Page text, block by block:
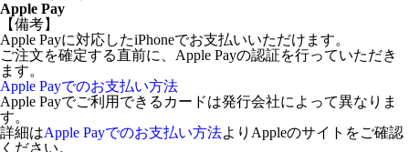
Apple Pay
【備考】
Apple Payに対応したiPhoneでお支払いいただけます。
ご注文を確定する直前に、Apple Payの認証を行っていただき
ます。
Apple Payでのお支払い方法
Apple Payでご利用できるカードは発行会社によって異なりま
す。
詳細はApple Payでのお支払い方法よりAppleのサイトをご確認
ください。